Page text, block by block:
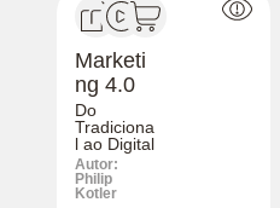
Marketi
ng 4.0
Do
Tradiciona
l ao Digital
Autor:
Philip
Kotler